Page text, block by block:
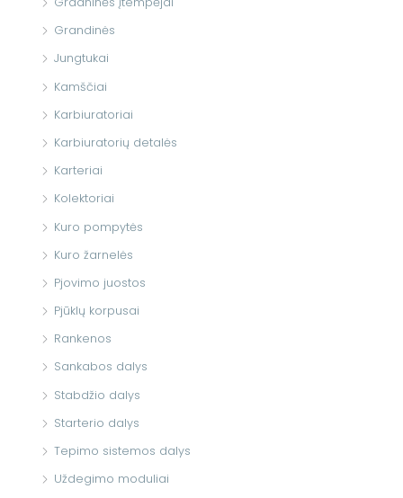
Grandinės
Jungtukai
Kamščiai
Karbiuratoriai
Karbiuratorių detalės
Karteriai
Kolektoriai
Kuro pompytės
Kuro žarnelės
Pjovimo juostos
Pjūklų korpusai
Rankenos
Sankabos dalys
Stabdžio dalys
Starterio dalys
Tepimo sistemos dalys
Uždegimo moduliai